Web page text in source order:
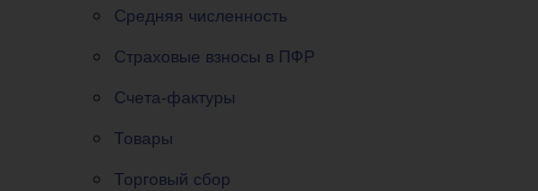
Средняя численность
Страховые взносы в ПФР
Счета-фактуры
Товары
Торговый сбор